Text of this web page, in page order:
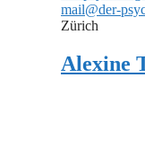
mail@der-
Zürich
Alexine